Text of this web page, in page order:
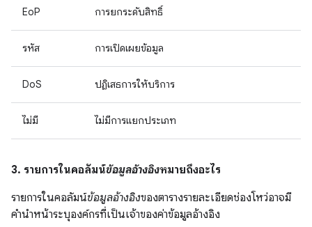
EoP การยกระดับสิทธิ์
รหัส การเปิดเผยข้อมูล
DoS ปฏิเสธการให้บริการ
ไม่มี ไม่มีการแยกประเภท
3. รายการในคอลัมน์ข้อมูลอ้างอิงหมายถึงอะไร
รายการในคอลัมน์ข้อมูลอ้างอิงของตารางรายละเอียดช่องโหว่อาจมี
คำนำหน้าระบุองค์กรที่เป็นเจ้าของค่าข้อมูลอ้างอิง